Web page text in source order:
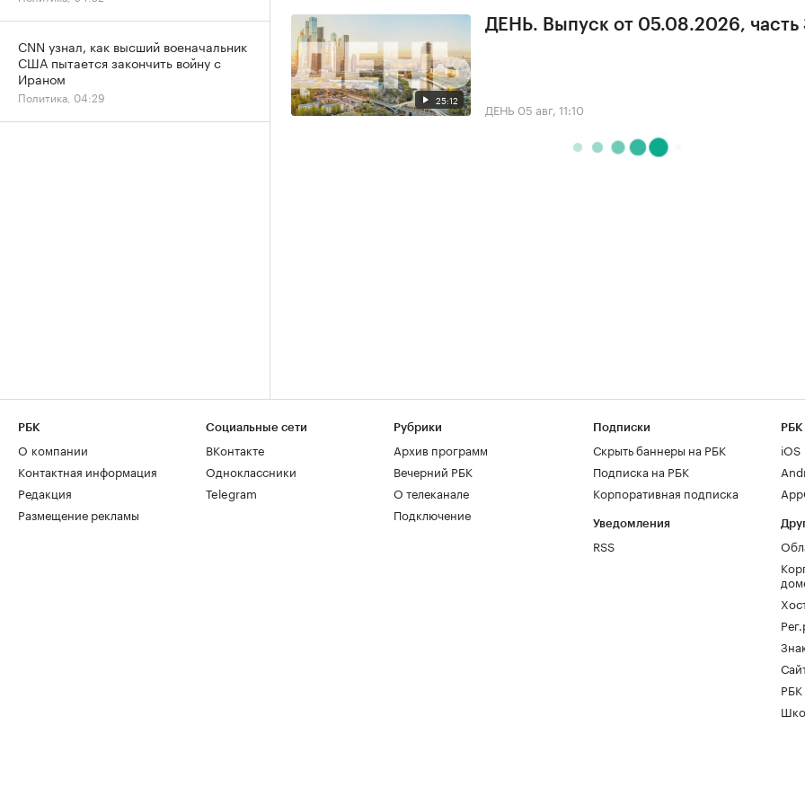
25:12
ДЕНЬ. Выпуск от 05.08.2026, часть
ДЕНЬ 05 авг, 11:10
CNN узнал, как высший военачальник
США пытается закончить войну с
Ираном
Политика, 04:29
РБК
О компании
Контактная информация
Редакция
Размещение рекламы
Социальные сети
ВКонтакте
Одноклассники
Telegram
Рубрики
Архив программ
Вечерний РБК
О телеканале
Подключение
Подписки
Скрыть баннеры на РБК
Подписка на РБК
Корпоративная подписка
Уведомления
RSS
РБК
iOS